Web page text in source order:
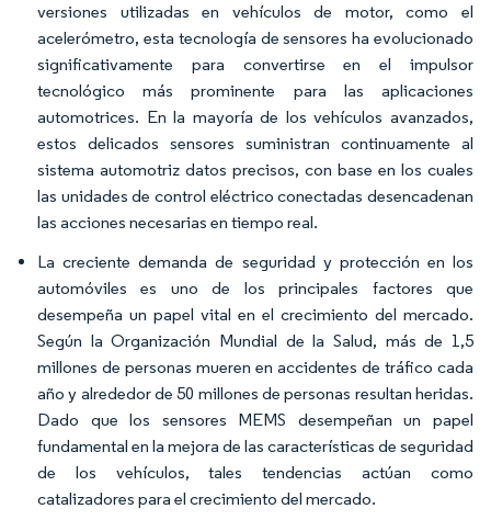
versiones utilizadas en vehículos de motor, como el
acelerómetro, esta tecnología de sensores ha evolucionado
significativamente para convertirse en el impulsor
tecnológico más prominente para las aplicaciones
automotrices. En la mayoría de los vehículos avanzados,
estos delicados sensores suministran continuamente al
sistema automotriz datos precisos, con base en los cuales
las unidades de control eléctrico conectadas desencadenan
las acciones necesarias en tiempo real.
La creciente demanda de seguridad y protección en los
automóviles es uno de los principales factores que
desempeña un papel vital en el crecimiento del mercado.
Según la Organización Mundial de la Salud, más de 1,5
millones de personas mueren en accidentes de tráfico cada
año y alrededor de 50 millones de personas resultan heridas.
Dado que los sensores MEMS desempeñan un papel
fundamental en la mejora de las características de seguridad
de los vehículos, tales tendencias actúan como
catalizadores para el crecimiento del mercado.